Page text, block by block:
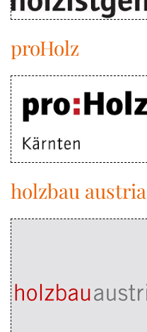
proHolz
holzbau austria